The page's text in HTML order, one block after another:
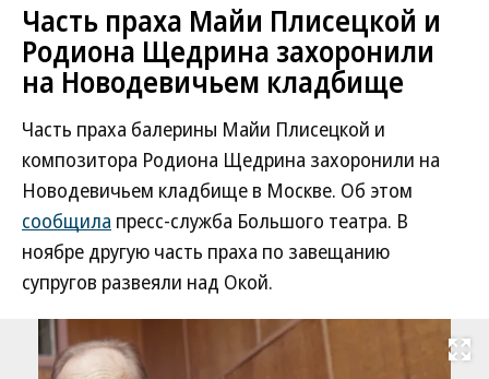
Часть праха Майи Плисецкой и
Родиона Щедрина захоронили
на Новодевичьем кладбище
Часть праха балерины Майи Плисецкой и
композитора Родиона Щедрина захоронили на
Новодевичьем кладбище в Москве. Об этом
сообщила пресс-служба Большого театра. В
ноябре другую часть праха по завещанию
супругов развеяли над Окой.
Развернуть